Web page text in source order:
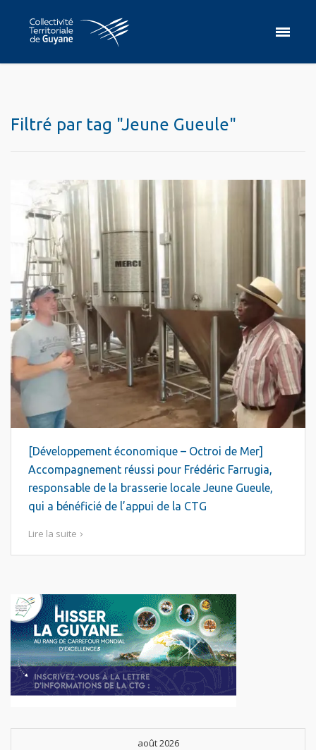
Filtré par tag "Jeune Gueule"
[Développement économique – Octroi de Mer]
Accompagnement réussi pour Frédéric Farrugia,
responsable de la brasserie locale Jeune Gueule,
qui a bénéficié de l’appui de la CTG
Lire la suite
août 2026